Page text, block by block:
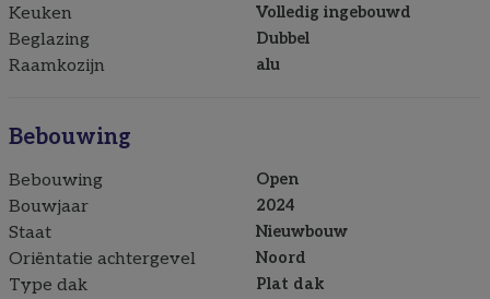
Keuken Volledig ingebouwd
Beglazing Dubbel
Raamkozijn alu
Bebouwing
Bebouwing Open
Bouwjaar 2024
Staat Nieuwbouw
Oriëntatie achtergevel Noord
Type dak Plat dak